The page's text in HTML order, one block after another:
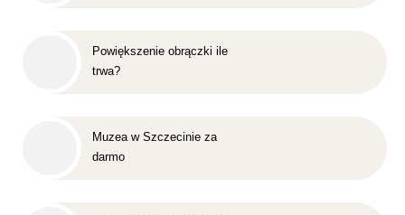
Powiększenie obrączki ile
trwa?
Muzea w Szczecinie za
darmo